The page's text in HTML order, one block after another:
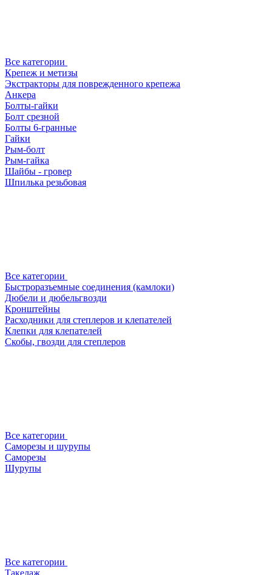
Все категории
Крепеж и метизы
Экстракторы для поврежденного крепежа
Анкера
Болты-гайки
Болт срезной
Болты 6-гранные
Гайки
Рым-болт
Рым-гайка
Шайбы - гровер
Шпилька резьбовая
Все категории
Быстроразъемные соединения (камлоки)
Дюбели и дюбельгвозди
Кронштейны
Расходники для степлеров и клепателей
Клепки для клепателей
Скобы, гвозди для степлеров
Все категории
Саморезы и шурупы
Саморезы
Шурупы
Все категории
Такелаж